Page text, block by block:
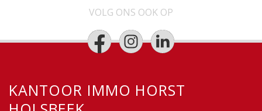
VOLG ONS OOK OP
KANTOOR IMMO HORST